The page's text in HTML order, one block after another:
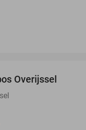
Overijssel